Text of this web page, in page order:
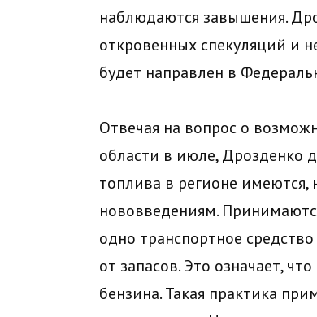
наблюдаются завышения.
откровенных спекуляций и
будет направлен в
Отвечая на вопрос о
области в июле, Дрозденко
топлива в регионе имеются,
нововведениям.
одно транспортное
от запасов. Это означает,
бензина. Такая практика